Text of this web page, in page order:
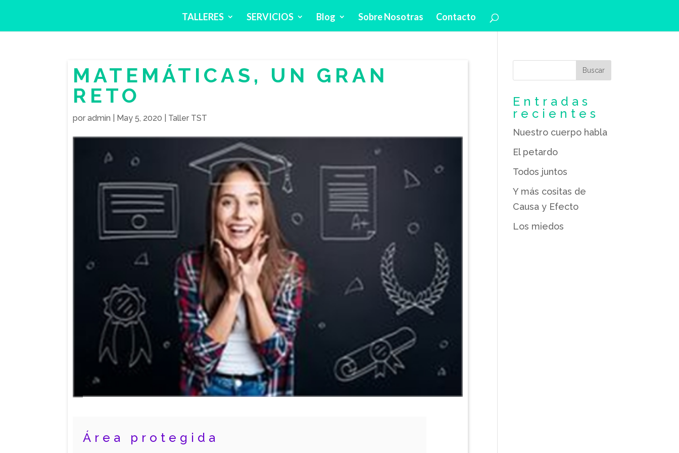
TALLERES SERVICIOS Blog Sobre Nosotras Contacto
MATEMÁTICAS, UN GRAN
RETO
poradmin May 5, 2020 Taller TST
Área protegida
Entradas
recientes
Nuestro cuerpo habla
El petardo
Todos juntos
Y más cositas de
Causa y Efecto
Los miedos